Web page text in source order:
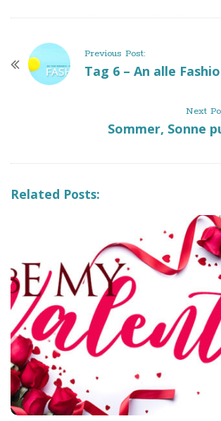
Previous Post:
Tag 6 – An alle
Next
Sommer, Sonne
Related Posts: